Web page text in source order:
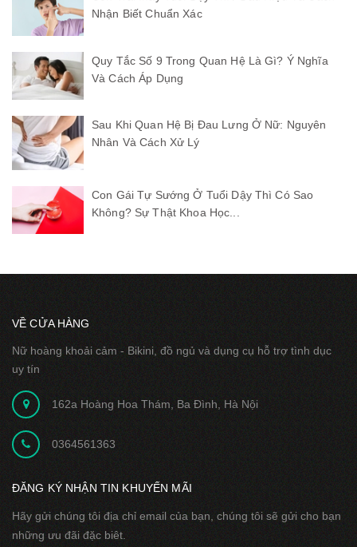
Nhận Biết Chuẩn Xác
Quy Tắc Số 9 Trong Quan Hệ Là Gì? Ý Nghĩa
Và Cách Áp Dụng
Sau Khi Quan Hệ Bị Đau Lưng Ở Nữ: Nguyên
Nhân Và Cách Xử Lý
Con Gái Tự Sướng Ở Tuổi Dậy Thì Có Sao
Không? Sự Thật Khoa Học...
VỀ CỬA HÀNG
Nữ hoàng khoải cảm - Bikini, đồ ngủ và dụng cụ hỗ trợ tình dục
uy tín
162a Hoàng Hoa Thám, Ba Đình, Hà Nội
0364561363
ĐĂNG KÝ NHẬN TIN KHUYẾN MÃI
Hãy gửi chúng tôi địa chỉ email của bạn, chúng tôi sẽ gửi cho bạn
những ưu đãi đặc biêt.